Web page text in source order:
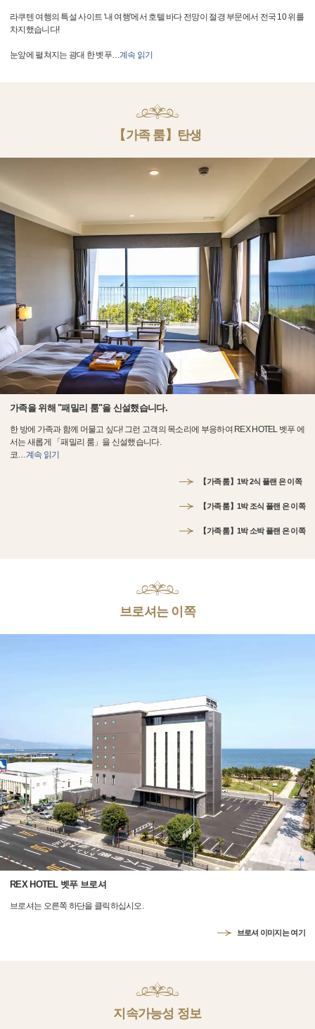
라쿠텐 여행의 특설 사이트 '내 여행'에서 호텔 바다 전망이 절경 부문에서 전국 10 위를
차지했습니다!
눈앞에 펼쳐지는 광대 한 벳푸…계속 읽기
【가족 룸】탄생
가족을 위해 "패밀리 룸"을 신설했습니다.
한 방에 가족과 함께 머물고 싶다! 그런 고객의 목소리에 부응하여 REX HOTEL 벳푸 에
서는 새롭게 「패밀리 룸」을 신설했습니다.
코…계속 읽기
【가족 룸】1박 2식 플랜 은 이쪽
【가족 룸】1박 조식 플랜 은 이쪽
【가족 룸】1박 소박 플랜 은 이쪽
브로셔는 이쪽
REX HOTEL 벳푸 브로셔
브로셔는 오른쪽 하단을 클릭하십시오.
브로셔 이미지는 여기
지속가능성 정보